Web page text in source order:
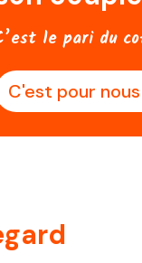
le pari du
C'est pour nous